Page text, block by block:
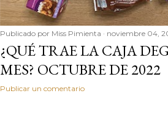
Publicado por Miss Pimienta noviembre 04,
¿QUÉ TRAE LA CAJA
MES? OCTUBRE DE 2022
Publicar un comentario